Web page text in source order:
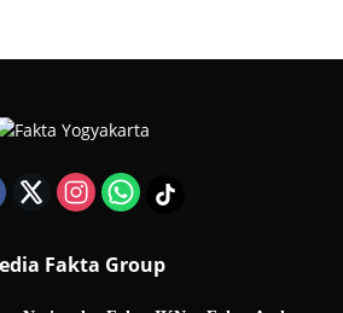
Fakta Group